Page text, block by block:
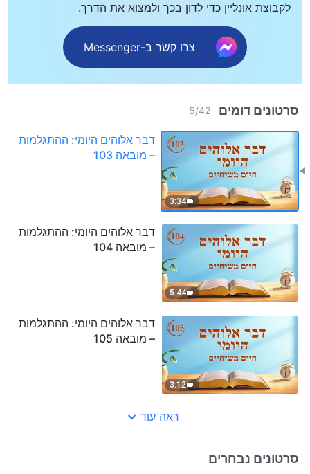
לקבוצת אונליין כדי לדון בכך ולמצוא את הדרך.
צרו קשר ב-Messenger
סרטונים דומים 5/42
3:34
דבר אלוהים היומי: ההתגלמות
– מובאה 103
5:44
דבר אלוהים היומי: ההתגלמות
– מובאה 104
3:12
דבר אלוהים היומי: ההתגלמות
– מובאה 105
ראה עוד
סרטונים נבחרים